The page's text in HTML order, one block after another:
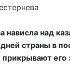
нависла над
страны в
прикрывают